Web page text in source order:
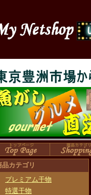
品カテゴリ
プレミアム干物
特選干物